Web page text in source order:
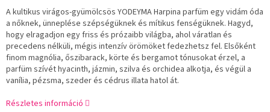
A kultikus virágos-gyümölcsös YODEYMA Harpina parfüm egy vidám óda
a nőknek, ünneplése szépségüknek és mítikus fenségüknek. Hagyd,
hogy elragadjon egy friss és prózaibb világba, ahol váratlan és
precedens nélküli, mégis intenzív örömöket fedezhetsz fel. Elsőként
finom magnólia, őszibarack, körte és bergamot tónusokat érzel, a
parfüm szívét hyacinth, jázmin, szilva és orchidea alkotja, és végül a
vanília, pézsma, szeder és cédrus illata hatol át.
Részletes információ